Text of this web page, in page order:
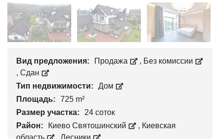
Вид предложения: Продажа , Без комиссии
, Сдан
Тип недвижимости:
Дом
Площадь:
725 m²
Размер участка:
24 соток
Район:
Киево Святошинский , Киевская